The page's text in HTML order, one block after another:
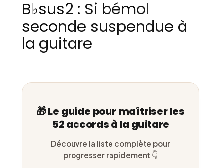
B♭sus2 : Si bémol
seconde suspendue à
la guitare
🎁 Le guide pour maîtriser les
52 accords à la guitare
Découvre la liste complète pour
progresser rapidement 👇